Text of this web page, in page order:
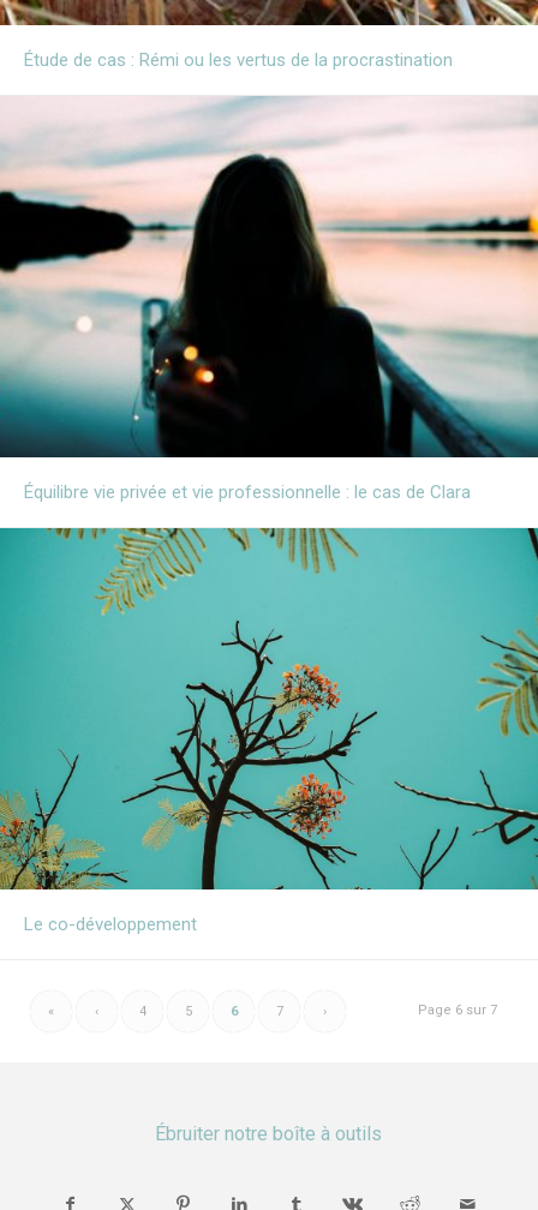
Étude de cas : Rémi ou les vertus de la procrastination
Équilibre vie privée et vie professionnelle : le cas de Clara
Le co-développement
Page 6 sur 7
« ‹ 4 5 6 7 ›
Ébruiter notre boîte à outils